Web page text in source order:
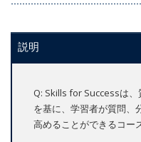
説明
Q: Skills for Successは
を基に、学習者が質問、
高めることができるコー